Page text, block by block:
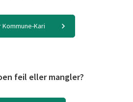
Kommune-Kari
feil eller mangler?